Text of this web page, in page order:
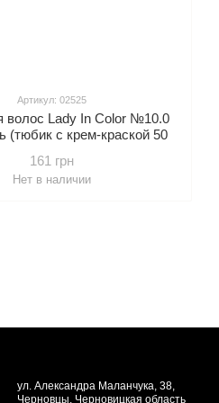
Артикул: 02525
волос Lady In Сolor №10.0
(тюбик с крем-краской 50
для волос 15 мл.)
161 грн
Нет в наличии
ул. Александра Маланчука, 38,
Черновцы, Черновицкая область